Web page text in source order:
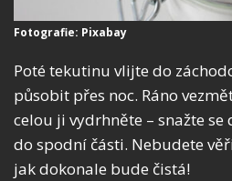
Fotografie: Pixabay
Poté tekutinu vlijte do
působit přes noc. Ráno
celou ji vydrhněte – snažte
do spodní části. Nebudete
jak dokonale bude čistá!